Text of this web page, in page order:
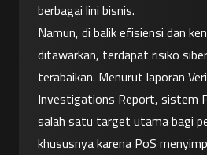
berbagai lini bisnis.
Namun, di balik efisiensi dan
ditawarkan, terdapat risiko
terabaikan. Menurut laporan
Investigations Report, sistem
salah satu target utama bagi
khususnya karena PoS